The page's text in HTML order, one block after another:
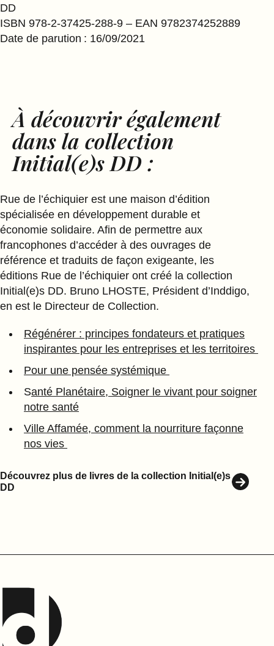
DD
ISBN 978-2-37425-288-9 – EAN 9782374252889
Date de parution : 16/09/2021
À découvrir également
dans la collection
Initial(e)s DD :
Rue de l’échiquier est une maison d’édition
spécialisée en développement durable et
économie solidaire. Afin de permettre aux
francophones d’accéder à des ouvrages de
référence et traduits de façon exigeante, les
éditions Rue de l’échiquier ont créé la collection
Initial(e)s DD. Bruno LHOSTE, Président d’Inddigo,
en est le Directeur de Collection.
Régénérer : principes fondateurs et pratiques
inspirantes pour les entreprises et les territoires
Pour une pensée systémique
Santé Planétaire, Soigner le vivant pour soigner
notre santé
Ville Affamée, comment la nourriture façonne
nos vies
Découvrez plus de livres de la collection Initial(e)s
DD